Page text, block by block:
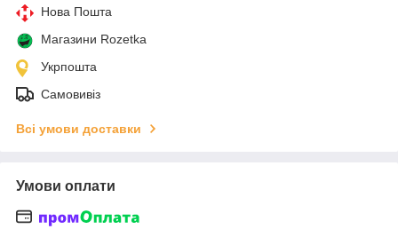
Нова Пошта
Магазини Rozetka
Укрпошта
Самовивіз
Всі умови доставки
Умови оплати